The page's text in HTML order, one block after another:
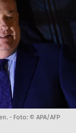
- Foto: © APA/AFP